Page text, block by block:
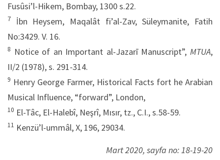
Fusûsi’l-Hikem, Bombay, 1300 s.22.
7
İbn Heysem, Maqalât fi’al-Zav, Süleymanite, Fatih
No:3429. V. 16.
8 Notice of an Important al-Jazarī Manuscript”, MTUA,
II/2 (1978), s. 291-314.
9 Henry George Farmer, Historical Facts fort he Arabian
Musical Influence, “forward”, London,
10 El-Tâc, El-Halebî, Neşrî, Mısır, tz., C.I., s.58-59.
11 Kenzü’l-ummâl, X, 196, 29034.
Mart 2020, sayfa no: 18-19-20